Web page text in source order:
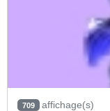
709 affichage(s)